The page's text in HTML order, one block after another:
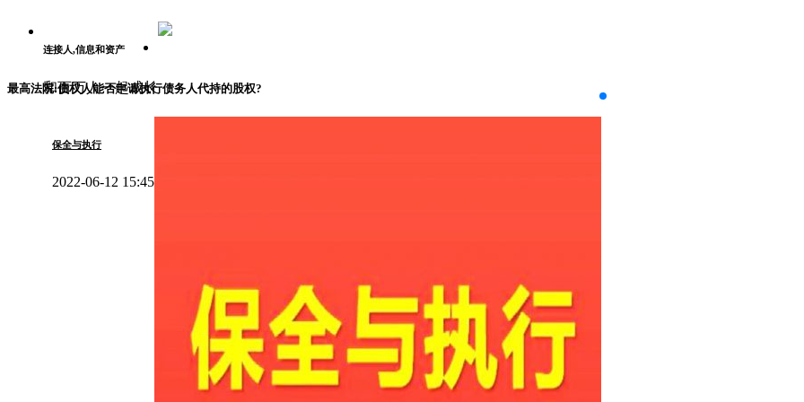
连接人,信息和资产
和百万人一起成长
最高法院:债权人能否申请执行债务人代持的股权?
保全与执行
2022-06-12 15:45